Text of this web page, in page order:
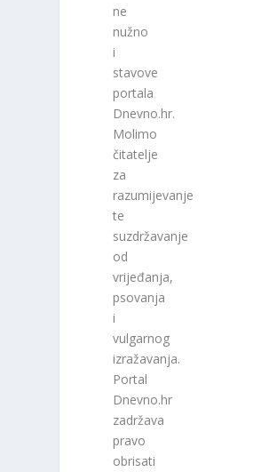
ne
nužno
i
stavove
portala
Dnevno.hr.
Molimo
čitatelje
za
razumijevanje
te
suzdržavanje
od
vrijeđanja,
psovanja
i
vulgarnog
izražavanja.
Portal
Dnevno.hr
zadržava
pravo
obrisati